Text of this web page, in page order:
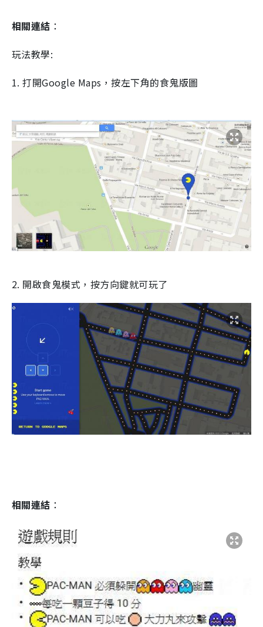
相關連結 ：
玩法教學:
1. 打開Google Maps，按左下角的食鬼版圖
2. 開啟食鬼模式，按方向鍵就可玩了
相關連結 ：